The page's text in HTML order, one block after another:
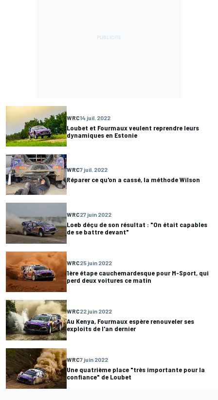
WRC14 juil. 2022
Loubet et Fourmaux veulent reprendre leurs
dynamiques en Estonie
WRC7 juil. 2022
Réparer ce qu'on a cassé, la méthode Wilson
WRC27 juin 2022
Loeb déçu de son résultat : "On était capables
de se battre devant"
WRC25 juin 2022
1ère étape cauchemardesque pour M-Sport, qui
perd deux voitures ce matin
WRC22 juin 2022
Au Kenya, Fourmaux espère renouveler ses
exploits de l'an dernier
WRC7 juin 2022
Une quatrième place "très importante pour la
confiance" de Loubet